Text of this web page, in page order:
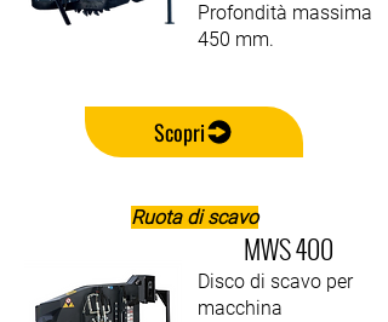
Profondità massima
450 mm.
Scopri
Ruota di scavo
MWS 400
Disco di scavo per
macchina